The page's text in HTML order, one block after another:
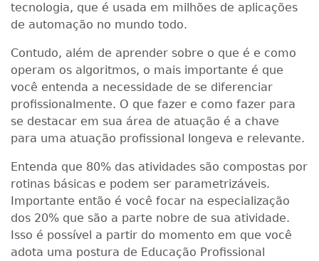
tecnologia, que é usada em milhões de aplicações
de automação no mundo todo.
Contudo, além de aprender sobre o que é e como
operam os algoritmos, o mais importante é que
você entenda a necessidade de se diferenciar
profissionalmente. O que fazer e como fazer para
se destacar em sua área de atuação é a chave
para uma atuação profissional longeva e relevante.
Entenda que 80% das atividades são compostas por
rotinas básicas e podem ser parametrizáveis.
Importante então é você focar na especialização
dos 20% que são a parte nobre de sua atividade.
Isso é possível a partir do momento em que você
adota uma postura de Educação Profissional